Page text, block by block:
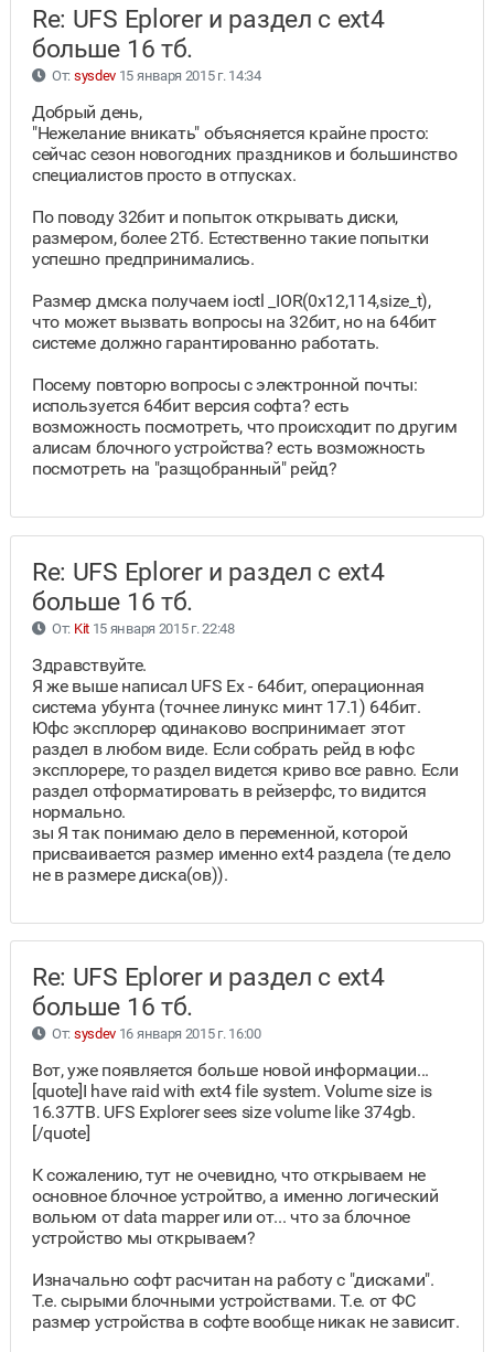
Re: UFS Eplorer и раздел с ext4
больше 16 тб.
От: sysdev 15 января 2015 г. 14:34
Добрый день,
"Нежелание вникать" объясняется крайне просто:
сейчас сезон новогодних праздников и большинство
специалистов просто в отпусках.
По поводу 32бит и попыток открывать диски,
размером, более 2Тб. Естественно такие попытки
успешно предпринимались.
Размер дмска получаем ioctl _IOR(0x12,114,size_t),
что может вызвать вопросы на 32бит, но на 64бит
системе должно гарантированно работать.
Посему повторю вопросы с электронной почты:
используется 64бит версия софта? есть
возможность посмотреть, что происходит по другим
алисам блочного устройства? есть возможность
посмотреть на "разщобранный" рейд?
Re: UFS Eplorer и раздел с ext4
больше 16 тб.
От: Kit15 января 2015 г. 22:48
Здравствуйте.
Я же выше написал UFS Ex - 64бит, операционная
система убунта (точнее линукс минт 17.1) 64бит.
Юфс эксплорер одинаково воспринимает этот
раздел в любом виде. Если собрать рейд в юфс
эксплорере, то раздел видется криво все равно. Если
раздел отформатировать в рейзерфс, то видится
нормально.
зы Я так понимаю дело в переменной, которой
присваивается размер именно ext4 раздела (те дело
не в размере диска(ов)).
Re: UFS Eplorer и раздел с ext4
больше 16 тб.
От: sysdev 16 января 2015 г. 16:00
Вот, уже появляется больше новой информации...
[quote]I have raid with ext4 file system. Volume size is
16.37TB. UFS Explorer sees size volume like 374gb.
[/quote]
К сожалению, тут не очевидно, что открываем не
основное блочное устройтво, а именно логический
вольюм от data mapper или от... что за блочное
устройство мы открываем?
Изначально софт расчитан на работу с "дисками".
Т.е. сырыми блочными устройствами. Т.е. от ФС
размер устройства в софте вообще никак не зависит.